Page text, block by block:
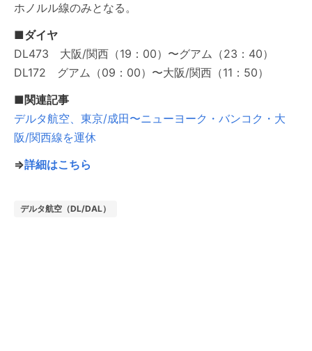
ホノルル線のみとなる。
■ダイヤ
DL473 大阪/関西（19：00）〜グアム（23：40）
DL172 グアム（09：00）〜大阪/関西（11：50）
■関連記事
デルタ航空、東京/成田〜ニューヨーク・バンコク・大
阪/関西線を運休
⇒詳細はこちら
デルタ航空（DL/DAL）